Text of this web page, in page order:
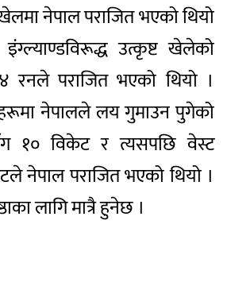
नेपाल पराजित भएको थियो
उत्कृष्ट खेलेको
रनले पराजित भएको थियो ।
नेपालले लय गुमाउन पुगेको
१० विकेट र त्यसपछि वेस्ट
नेपाल पराजित भएको थियो ।
लागि मात्रै हुनेछ ।